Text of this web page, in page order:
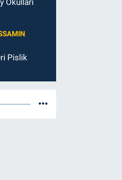
Pislik